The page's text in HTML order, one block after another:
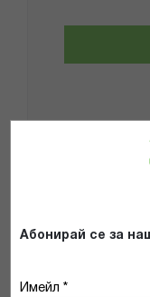
Абонирай се за
Имейл *
ПАМПЕРС ПРЕМИУМ